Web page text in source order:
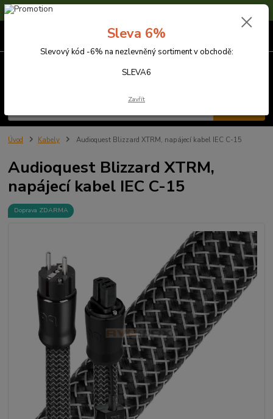
Sleva 6% na nezlevněné zboží s kódem SLEVA6
Úvod Kabely Audioquest Blizzard XTRM, napájecí kabel IEC C-15
Audioquest Blizzard XTRM,
napájecí kabel IEC C-15
Doprava ZDARMA
Sleva 6%
Slevový kód -6% na nezlevněný sortiment v obchodě:
SLEVA6
Zavřít